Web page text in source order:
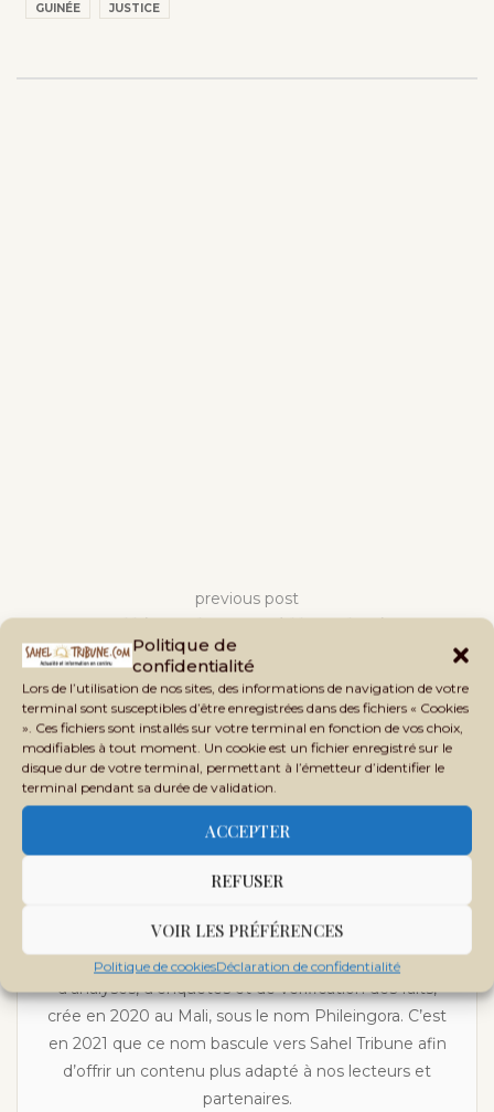
Politique de
confidentialité
Lors de l’utilisation de nos sites, des informations de navigation de votre
terminal sont susceptibles d’être enregistrées dans des fichiers « Cookies
». Ces fichiers sont installés sur votre terminal en fonction de vos choix,
modifiables à tout moment. Un cookie est un fichier enregistré sur le
disque dur de votre terminal, permettant à l’émetteur d’identifier le
terminal pendant sa durée de validation.
ACCEPTER
REFUSER
VOIR LES PRÉFÉRENCES
Politique de cookiesDéclaration de confidentialité
GUINÉE JUSTICE
previous post
next post
Traite des esclaves : une résolution historique adoptée à
l’ONU malgré des divisions
SAHEL TRIBUNE
Sahel Tribune est un site d’informations générales,
d’analyses, d’enquêtes et de vérification des faits,
crée en 2020 au Mali, sous le nom Phileingora. C’est
en 2021 que ce nom bascule vers Sahel Tribune afin
d’offrir un contenu plus adapté à nos lecteurs et
partenaires.